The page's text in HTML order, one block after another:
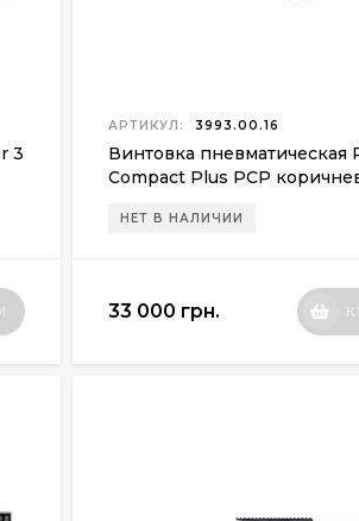
3
АРТИКУЛ: 3993.00.16
Винтовка пневматическая
Compact Plus PCP
НЕТ В НАЛИЧИИ
33 000 грн.